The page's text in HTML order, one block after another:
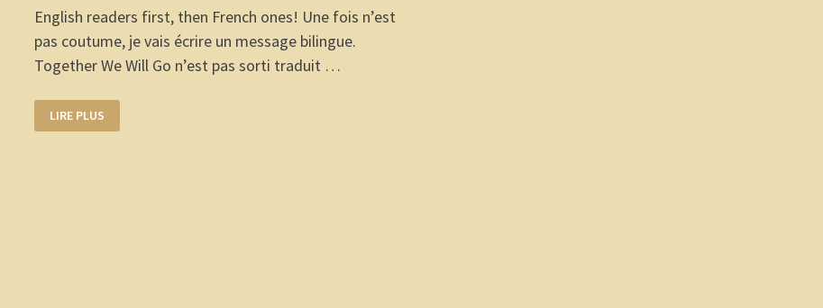
English readers first, then French ones! Une fois n’est
pas coutume, je vais écrire un message bilingue.
Together We Will Go n’est pas sorti traduit …
WE
WILL
LIRE PLUS